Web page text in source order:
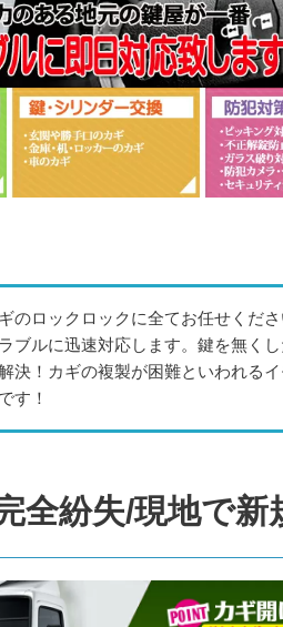
のロックロックに全てお任せくださ
ブルに迅速対応します。鍵を無く
決！カギの複製が困難といわれる
す！
全紛失/現地で新